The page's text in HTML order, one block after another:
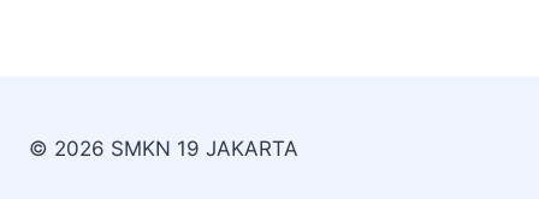
© 2026 SMKN 19 JAKARTA